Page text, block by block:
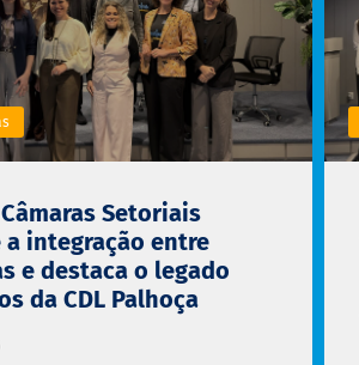
Setoriais
integração entre
e destaca o legado
da CDL Palhoça